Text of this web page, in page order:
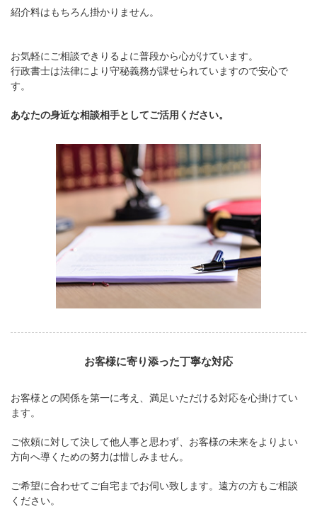
紹介料はもちろん掛かりません。
お気軽にご相談できりるよに普段から心がけています。
行政書士は法律により守秘義務が課せられていますので安心で
す。
あなたの身近な相談相手としてご活用ください。
お客様に寄り添った丁寧な対応
お客様との関係を第一に考え、満足いただける対応を心掛けてい
ます。
ご依頼に対して決して他人事と思わず、お客様の未来をよりよい
方向へ導くための努力は惜しみません。
ご希望に合わせてご自宅までお伺い致します。遠方の方もご相談
ください。